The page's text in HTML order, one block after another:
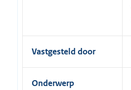
Vastgesteld door
Onderwerp